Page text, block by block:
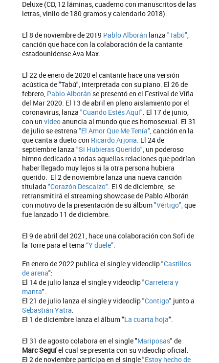
Deluxe (CD, 12 láminas, cuaderno con manuscritos de las
letras, vinilo de 180 gramos y calendario 2018).
El 8 de noviembre de 2019 Pablo Alborán lanza "Tabú"
canción que hace con la colaboración de la cantante
estadounidense Ava Max.
El 22 de enero de 2020 el cantante hace una versión
acústica de "Tabú", interpretada con su piano. El 26 de
febrero, Pablo Alborán se presentó en el Festival de Viña
del Mar 2020. El 13 de abril en pleno aislamiento por el
coronavirus, lanza "Cuando Estés Aquí" . El 17 de junio,
con un videoanuncia al mundo que es homosexual. El 31
de julio se estrena "El Amor Que Me Tenía” , canción en la
que canta a dueto con Ricardo Arjona. El 24 de
septiembre lanza "Si Hubieras Querido" , un poderoso
himno dedicado a todas aquellas relaciones que podrían
haber llegado muy lejos si la otra persona hubiera
querido. El 2 de noviembre lanza una nueva canción
titulada "Corazón Descalzo" . El 9 de diciembre, se
retransmitirá el streaming showcase de Pablo Alborán
con motivo de la presentación de su álbum"Vértigo", que
fue lanzado 11 de diciembre.
El 9 de abril del 2021, hace una colaboración con Sofi de
la Torre para el tema “Y duele”.
En enero de 2022 publica el single y videoclip "Castillos
de arena":
El 14 de julio lanza el single y videoclip "Carretera y
manta".
El 21 de julio lanza el single y videoclip "Contigo" junto a
Sebastián Yatra
El 1 de diciembre lanza el álbum "La cuarta hoja".
El 31 de agosto colabora en el single "Mariposas" de
Marc Seguíel cual se presenta con su videoclip oficial.
El 2 de noviembre participa en el single "Estoy hecho de